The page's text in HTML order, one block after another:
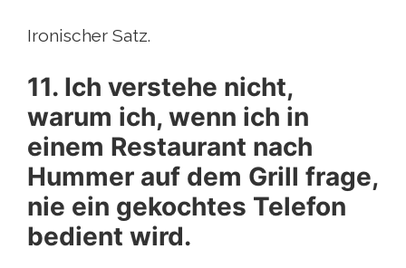
Ironischer Satz.
11. Ich verstehe nicht,
warum ich, wenn ich in
einem Restaurant nach
Hummer auf dem Grill frage,
nie ein gekochtes Telefon
bedient wird.